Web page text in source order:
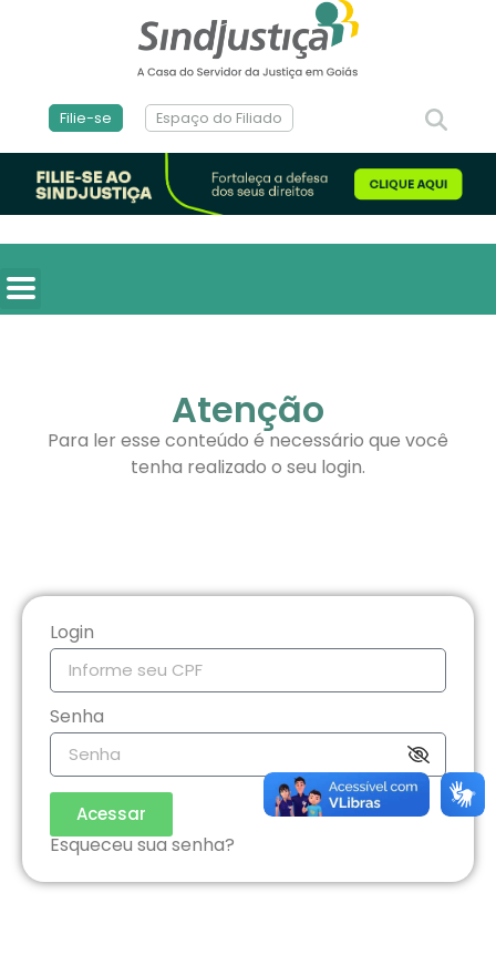
Filie-se Espaço do Filiado
Atenção
Para ler esse conteúdo é necessário que você
tenha realizado o seu login.
Login
Senha
Acessar
Esqueceu sua senha?